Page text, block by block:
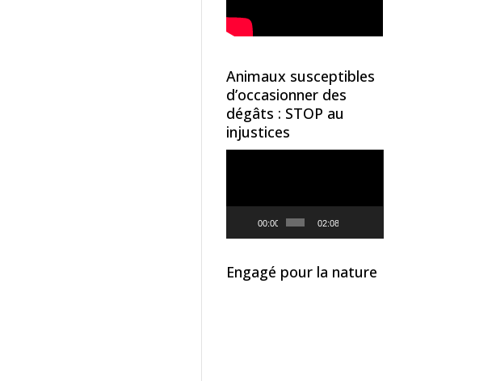
Animaux susceptibles
d’occasionner des
dégâts : STOP au
injustices
00:00 02:08
Engagé pour la nature